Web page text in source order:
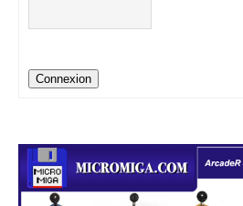
Connexion